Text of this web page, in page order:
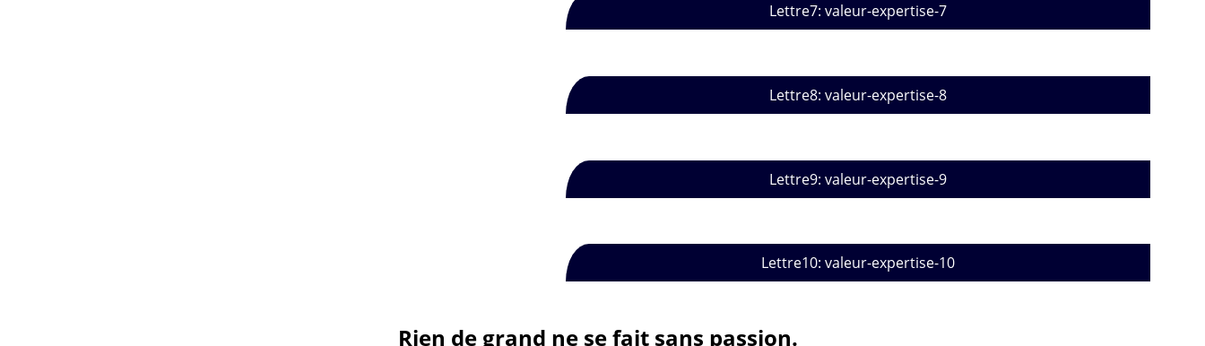
Lettre7: valeur-expertise-7
Lettre8: valeur-expertise-8
Lettre9: valeur-expertise-9
Lettre10: valeur-expertise-10
Rien de grand ne se fait sans passion.